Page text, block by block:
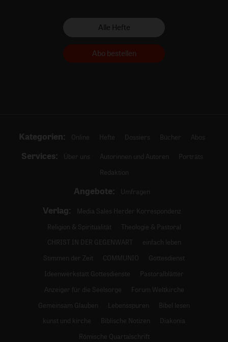
Alle Hefte
Abo bestellen
Kategorien: Online Hefte Dossiers Bücher Abos
Services: Über uns Autorinnen und Autoren
Porträts
Redaktion
Angebote: Umfragen
Verlag:
Media Sales Herder Korrespondenz
Religion & Spiritualität
Theologie & Pastoral
CHRIST IN DER GEGENWART
einfach leben
Stimmen der Zeit
COMMUNIO
Gottesdienst
Ideenwerkstatt Gottesdienste
Pastoralblätter
Anzeiger für die Seelsorge
Forum Weltkirche
Gemeinsam Glauben
Lebensspuren
Bibel lesen
kunst und kirche
Biblische Notizen
Diakonia
Römische Quartalschrift